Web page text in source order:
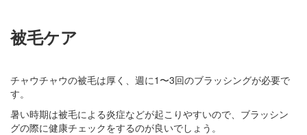
被毛ケア
チャウチャウの被毛は厚く、週に1〜3回のブラッシングが必要で
す。
暑い時期は被毛による炎症などが起こりやすいので、ブラッシン
グの際に健康チェックをするのが良いでしょう。